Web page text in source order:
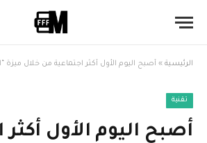
الرئيسية » أصبح اليوم الأول أكثر اجتماعية من خلال ميزة
تقنية
أصبح اليوم الأول أكثر